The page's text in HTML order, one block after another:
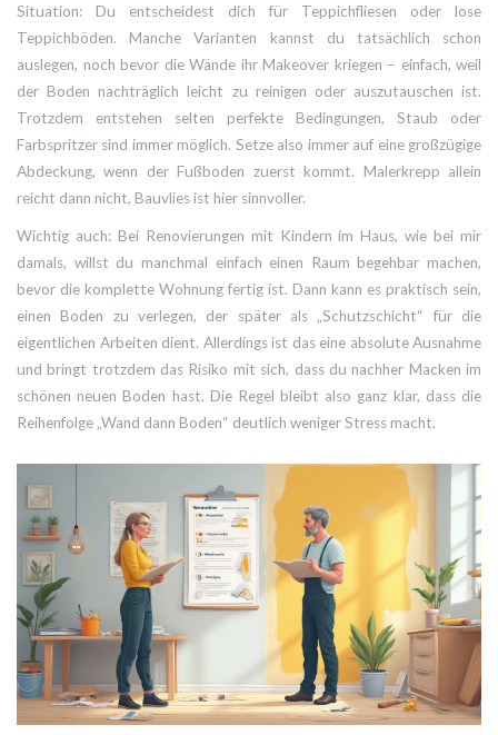
Situation: Du entscheidest dich für Teppichfliesen oder lose
Teppichböden. Manche Varianten kannst du tatsächlich schon
auslegen, noch bevor die Wände ihr Makeover kriegen – einfach, weil
der Boden nachträglich leicht zu reinigen oder auszutauschen ist.
Trotzdem entstehen selten perfekte Bedingungen, Staub oder
Farbspritzer sind immer möglich. Setze also immer auf eine großzügige
Abdeckung, wenn der Fußboden zuerst kommt. Malerkrepp allein
reicht dann nicht, Bauvlies ist hier sinnvoller.
Wichtig auch: Bei Renovierungen mit Kindern im Haus, wie bei mir
damals, willst du manchmal einfach einen Raum begehbar machen,
bevor die komplette Wohnung fertig ist. Dann kann es praktisch sein,
einen Boden zu verlegen, der später als „Schutzschicht“ für die
eigentlichen Arbeiten dient. Allerdings ist das eine absolute Ausnahme
und bringt trotzdem das Risiko mit sich, dass du nachher Macken im
schönen neuen Boden hast. Die Regel bleibt also ganz klar, dass die
Reihenfolge „Wand dann Boden“ deutlich weniger Stress macht.